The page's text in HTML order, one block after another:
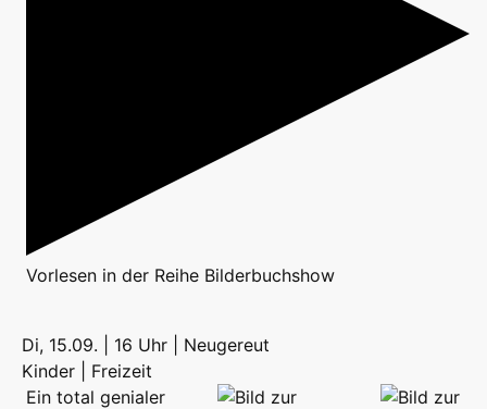
Vorlesen in der Reihe Bilderbuchshow
Di, 15.09. | 16 Uhr | Neugereut
Kinder | Freizeit
Ein total genialer